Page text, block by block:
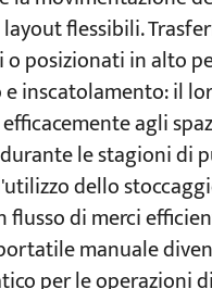
flessibili.
posizionati in alto
inscatolamento: il
agli
le stagioni di
dello
di merci
manuale